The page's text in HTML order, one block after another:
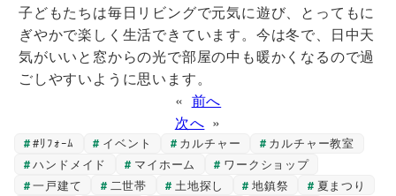
子どもたちは毎日リビングで元気に遊び、とってもに
ぎやかで楽しく生活できています。今は冬で、日中天
気がいいと窓からの光で部屋の中も暖かくなるので過
ごしやすいように思います。
« 前へ
次へ »
#ﾘﾌｫｰﾑ イベント カルチャー
カルチャー教室
ハンドメイド
マイホーム
ワークショップ
一戸建て
二世帯 土地探し 地鎮祭
夏まつり